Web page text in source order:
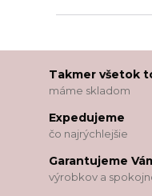
Takmer všetok
máme skladom
Expedujeme
čo najrýchlejšie
Garantujeme
výrobkov a